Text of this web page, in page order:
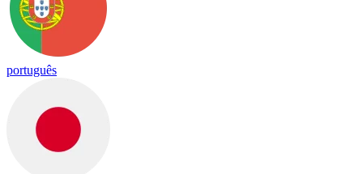
português